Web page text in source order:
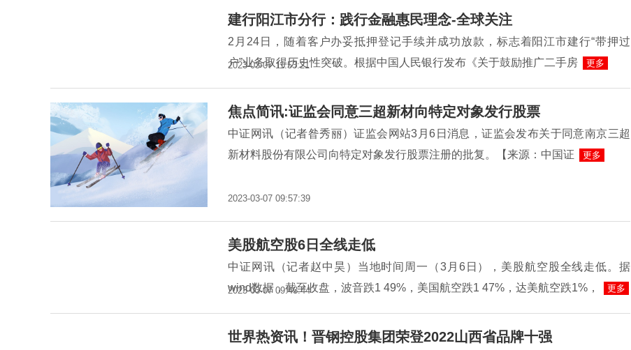
建行阳江市分行：践行金融惠民理念-全球关注
2月24日，随着客户办妥抵押登记手续并成功放款，标志着阳江市建行“带押过
户”业务取得历史性突破。根据中国人民银行发布《关于鼓励推广二手房
更多
2023-03-07 11:53:21
焦点简讯:证监会同意三超新材向特定对象发行股票
中证网讯（记者昝秀丽）证监会网站3月6日消息，证监会发布关于同意南京三超
新材料股份有限公司向特定对象发行股票注册的批复。【来源：中国证
更多
2023-03-07 09:57:39
美股航空股6日全线走低
中证网讯（记者赵中昊）当地时间周一（3月6日），美股航空股全线走低。据
wind数据，截至收盘，波音跌1 49%，美国航空跌1 47%，达美航空跌1%，
更多
2023-03-07 09:43:44
世界热资讯！晋钢控股集团荣登2022山西省品牌十强